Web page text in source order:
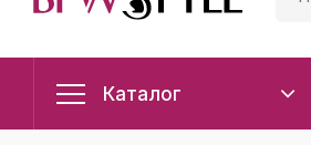
Каталог